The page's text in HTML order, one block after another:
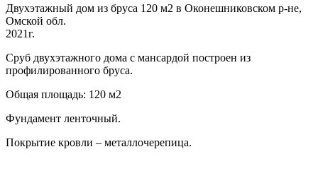
Двухэтажный дом из бруса 120 м2 в Оконешниковском р-не,
Омской обл.
2021г.
Сруб двухэтажного дома с мансардой построен из
профилированного бруса.
Общая площадь: 120 м2
Фундамент ленточный.
Покрытие кровли – металлочерепица.